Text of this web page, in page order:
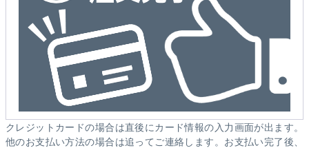
クレジットカードの場合は直後にカード情報の入力画面が出ます。
他のお支払い方法の場合は追ってご連絡します。お支払い完了後、